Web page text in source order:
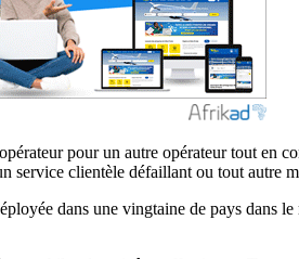
pour un autre opérateur tout en
service clientèle défaillant ou tout autre
dans une vingtaine de pays dans